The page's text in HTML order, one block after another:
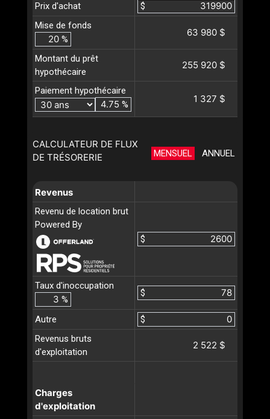
Prix d'achat
$
Mise de fonds
%
63 980 $
Montant du prêt
hypothécaire
255 920 $
Paiement hypothécaire
%
1 327 $
CALCULATEUR DE FLUX
DE TRÉSORERIE
MENSUEL ANNUEL
Revenus
Revenu de location brut
Powered By
$
Taux d'inoccupation
%
$
Autre
$
Revenus bruts
d'exploitation
2 522 $
Charges
d'exploitation